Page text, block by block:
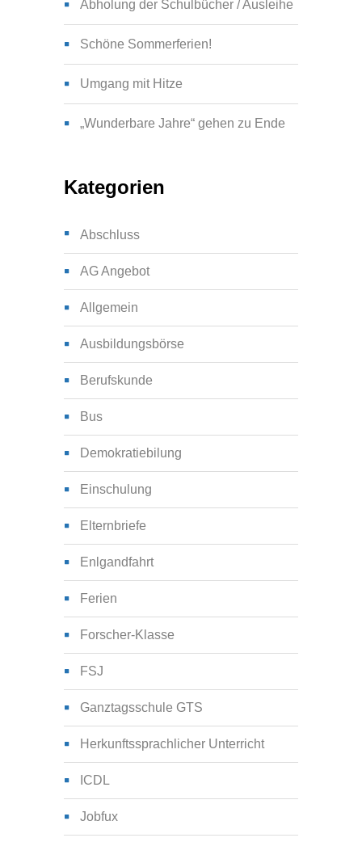
Abholung der Schulbücher / Ausleihe
Schöne Sommerferien!
Umgang mit Hitze
„Wunderbare Jahre“ gehen zu Ende
Kategorien
Abschluss
AG Angebot
Allgemein
Ausbildungsbörse
Berufskunde
Bus
Demokratiebilung
Einschulung
Elternbriefe
Enlgandfahrt
Ferien
Forscher-Klasse
FSJ
Ganztagsschule GTS
Herkunftssprachlicher Unterricht
ICDL
Jobfux